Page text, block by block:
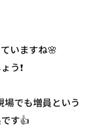
いますね🌸
う❗️
でも増員という
す👍